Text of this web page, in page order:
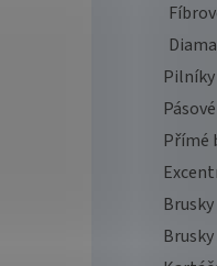
Pilníky
Přímé
Brusky